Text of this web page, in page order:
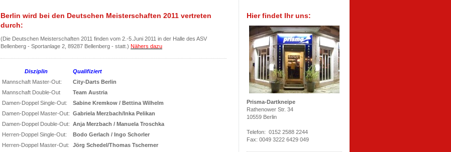
Berlin wird bei den Deutschen Meisterschaften 2011 vertreten
durch:
(Die Deutschen Meisterschaften 2011 finden vom 2.-5.Juni 2011 in der Halle des ASV
Bellenberg - Sportanlage 2, 89287 Bellenberg - statt.) Nähers dazu
Disziplin
Qualifiziert
Mannschaft Master-Out:
City-Darts Berlin
Mannschaft Double-Out
Team Austria
Damen-Doppel Single-Out:
Sabine Kremkow / Bettina Wilhelm
Damen-Doppel Master-Out: Gabriela Merzbach/Inka Pelikan
Damen-Doppel Double-Out: Anja Merzbach / Manuela Troschka
Herren-Doppel Single-Out:
Bodo Gerlach / Ingo Schorler
Herren-Doppel Master-Out:
Jörg Schedel/Thomas Tscherner
Hier findet Ihr uns:
Prisma-Dartkneipe
Rathenower Str. 34
10559 Berlin
Telefon: 0152 2588 2244
Fax: 0049 3222 6429 049